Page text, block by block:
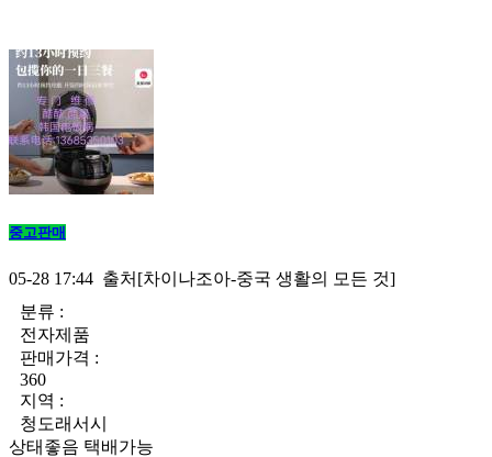
중고판매
05-28 17:44 출처[차이나조아-중국 생활의 모든 것]
분류 :
전자제품
판매가격 :
360
지역 :
청도래서시
상태좋음 택배가능